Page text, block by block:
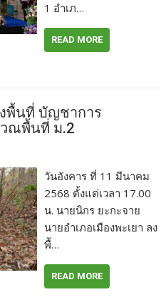
1 อำเภ…
READ MORE
งพื้นที่ บัญชาการ
วณพื้นที่ ม.2
วันอังคาร ที่ 11 มีนาคม
2568 ตั้งแต่เวลา 17.00
น. นายนิกร ยะกะจาย
นายอำเภอเมืองพะเยา ลง
พื้…
READ MORE